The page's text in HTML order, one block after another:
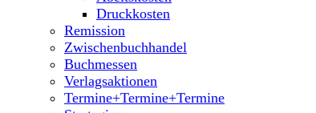
Druckkosten
Remission
Zwischenbuchhandel
Buchmessen
Verlagsaktionen
Termine+Termine+Termine